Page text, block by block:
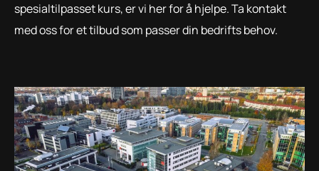
spesialtilpasset kurs, er vi her for å hjelpe. Ta kontakt
med oss for et tilbud som passer din bedrifts behov.